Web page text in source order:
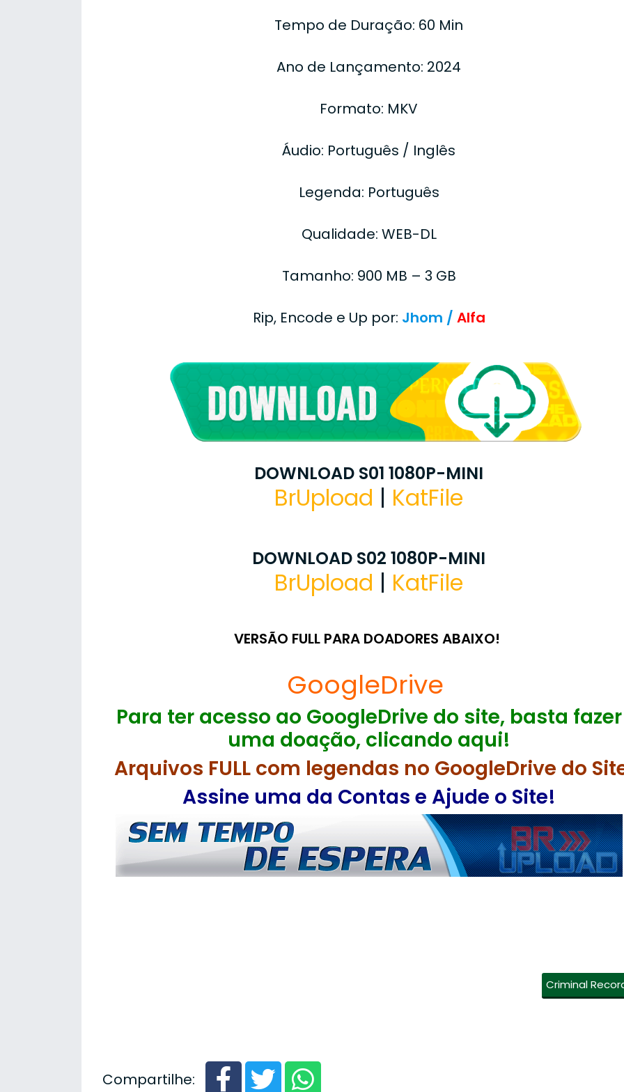
Tempo de Duração: 60 Min
Ano de Lançamento: 2024
Formato: MKV
Áudio: Português / Inglês
Legenda: Português
Qualidade: WEB-DL
Tamanho: 900 MB – 3 GB
Rip, Encode e Up por: Jhom / Alfa
DOWNLOAD S01 1080P-MINI
BrUpload | KatFile
DOWNLOAD S02 1080P-MINI
BrUpload | KatFile
VERSÃO FULL PARA DOADORES ABAIXO!
GoogleDrive
Para ter acesso ao GoogleDrive do site, basta fazer
uma doação, clicando aqui!
Arquivos FULL com legendas no GoogleDrive do
Assine uma da Contas e Ajude o Site!
Criminal
Compartilhe: